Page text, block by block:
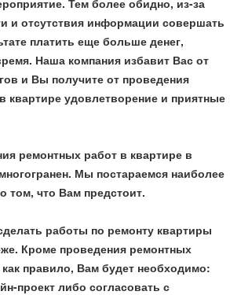
Тем более обидно, из-за
и отсутствия информации совершать
платить еще больше денег,
Наша компания избавит Вас от
и Вы получите от проведения
квартире удовлетворение и приятные
ремонтных работ в квартире в
Мы постараемся наиболее
том, что Вам предстоит.
работы по ремонту квартиры
Кроме проведения ремонтных
правило, Вам будет необходимо:
проект либо согласовать с